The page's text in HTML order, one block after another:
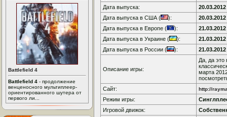
Battlefield 4
Battlefield 4 - продолжение
венценосного мультиплеер-
ориентированного шутера от
первого ли...
Дата выпуска:
20.03.2012
Дата выпуска в США (
):
20.03.2012
Дата выпуска в Европе (
):
21.03.2012
Дата выпуска в Украине (
):
21.03.2012
Дата выпуска в России (
): 21.03.2012
Описание игры:
Да, да это
марта
Сайт:
http://
Режим игры:
Игровой движок: